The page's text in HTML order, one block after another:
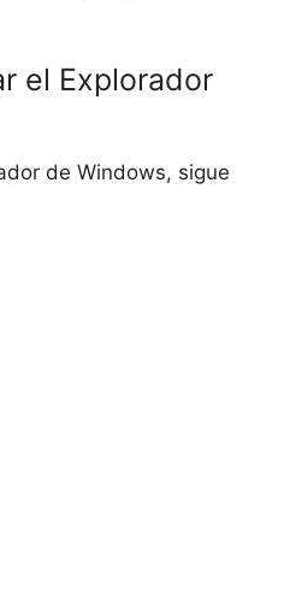
el Explorador
de Windows, sigue